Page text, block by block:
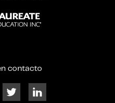
contacto